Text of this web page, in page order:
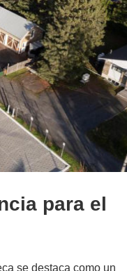
para el
se destaca como un